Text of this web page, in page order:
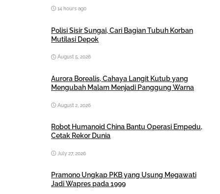
14 hours ago
Polisi Sisir Sungai, Cari Bagian Tubuh Korban
Mutilasi Depok
August 5, 2026
Aurora Borealis, Cahaya Langit Kutub yang
Mengubah Malam Menjadi Panggung Warna
August 2, 2026
Robot Humanoid China Bantu Operasi Empedu,
Cetak Rekor Dunia
July 27, 2026
Pramono Ungkap PKB yang Usung Megawati
Jadi Wapres pada 1999